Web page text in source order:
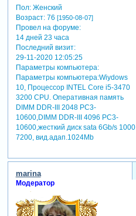
Пол:Женский
Возраст:76 [1950-08-07]
Провел на форуме:
14 дней 23 часа
Последний визит:
29-11-2020 12:05:25
Параметры компьютера:
Параметры компьютера:Wiydows
10, Процессор INTEL Core i5-3470
3200 CРU. Оперативная память
DIMM DDR-III 2048 РC3-
10600,DIMM DDR-III 4096 РC3-
10600,жесткий диск sata 6Gb/s 1000
7200, вид.адап.1024Mb
marina
Модератор